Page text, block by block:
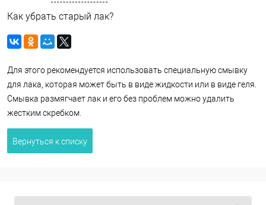
Как убрать старый лак?
Для этого рекомендуется использовать специальную смывку
для лака, которая может быть в виде жидкости или в виде геля.
Смывка размягчает лак и его без проблем можно удалить
жестким скребком.
Вернуться к списку